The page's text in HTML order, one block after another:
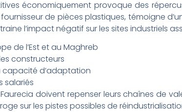
économiquement provoque des
de pièces plastiques, témoigne
l’impact négatif sur les sites industriels
de l’Est et au Maghreb
constructeurs
capacité d’adaptation
salariés
doivent repenser leurs chaînes de
sur les pistes possibles de